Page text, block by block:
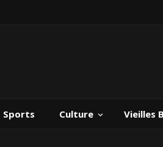
Sports Culture Vieilles